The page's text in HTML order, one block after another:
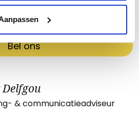
de adviseur
Bel ons
& communicatieadviseur